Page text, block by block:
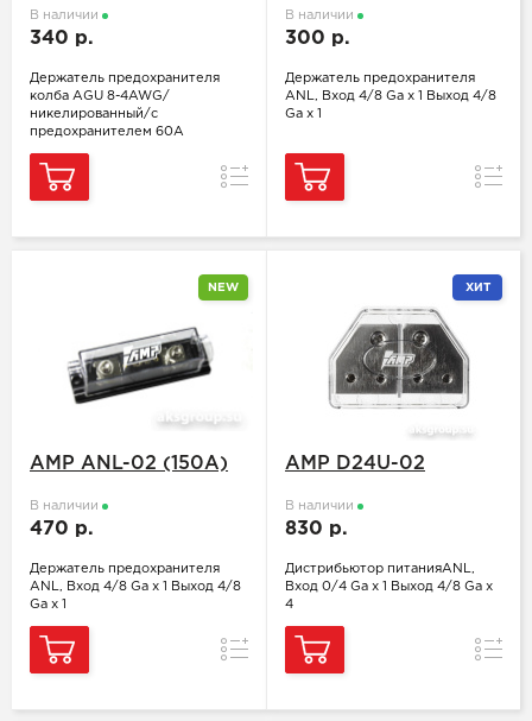
В наличии
340 р.
Держатель предохранителя
колба AGU 8-4AWG/
никелированный/с
предохранителем 60А
Сравнение
В наличии
300 р.
Держатель предохранителя
ANL, Вход 4/8 Ga x 1 Выход 4/8
Ga x 1
NEW
AMP ANL-02 (150A)
В наличии
470 р.
Держатель предохранителя
ANL, Вход 4/8 Ga x 1 Выход 4/8
Ga x 1
Сравнение
ХИТ
AMP D24U-02
В наличии
830 р.
Дистрибьютор питанияANL,
Вход 0/4 Ga x 1 Выход 4/8 Ga x
4